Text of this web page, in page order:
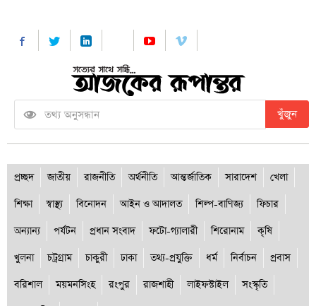
খুঁজুন
প্রচ্ছদ জাতীয় রাজনীতি অর্থনীতি আন্তর্জাতিক সারাদেশ
খেলা
শিক্ষা
স্বাস্থ্য বিনোদন আইন ও আদালত শিল্প-বাণিজ্য
ফিচার
অন্যান্য
পর্যটন প্রধান সংবাদ ফটো-গ্যালারী শিরোনাম
কৃষি
খুলনা
চট্রগ্রাম চাকুরী ঢাকা তথ্য-প্রযুক্তি ধর্ম নির্বাচন
প্রবাস
বরিশাল
ময়মনসিংহ রংপুর রাজশাহী লাইফস্টাইল
সংস্কৃতি